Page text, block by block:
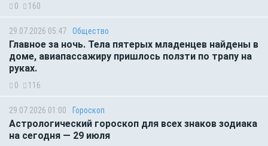
0 160
29.07.2026 05:47 Общество
Главное за ночь. Тела пятерых младенцев найдены в
доме, авиапассажиру пришлось ползти по трапу на
руках.
0 116
29.07.2026 01:00 Гороскоп
Астрологический гороскоп для всех знаков зодиака
на сегодня — 29 июля